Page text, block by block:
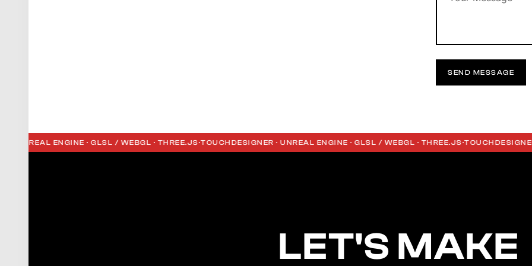
ENGINE · GLSL / WEBGL · THREE.JS·TOUCHDESIGNER · UNREAL ENGINE · GLSL / WEBGL · THREE.JS·TOUCHDESIGNER ·
LET'S MAKE